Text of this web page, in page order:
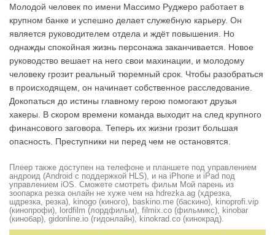
Молодой человек по имени Массимо Руджеро работает в
крупном банке и успешно делает служебную карьеру. Он
является руководителем отдела и ждёт повышения. Но
однажды спокойная жизнь персонажа заканчивается. Новое
руководство вешает на него свои махинации, и молодому
человеку грозит реальный тюремный срок. Чтобы разобраться
в происходящем, он начинает собственное расследование.
Докопаться до истины главному герою помогают друзья
хакеры. В скором времени команда выходит на след крупного
финансового заговора. Теперь их жизни грозит большая
опасность. Преступники ни перед чем не остановятся.
Плеер также доступен на телефоне и планшете под управлением
андроид (Android с поддержкой HLS), и на iPhone и iPad под
управлением iOS. Сможете смотреть фильм Мой парень из
зоопарка резка онлайн не хуже чем на hdrezka.ag (хдрезка,
шдрезка, резка), kinogo (киного), baskino.me (баскино), kinoprofi.vip
(кинопрофи), lordfilm (лордфильм), filmix.co (фильмикс), kinobar
(кинобар), gidonline.io (гидонлайн), kinokrad.сo (кинокрад).